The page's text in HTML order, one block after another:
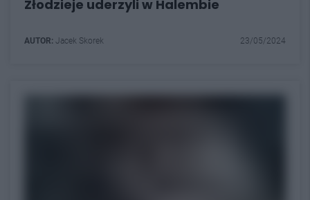
Złodzieje uderzyli w Halembie
AUTOR: Jacek Skorek 23/05/2024